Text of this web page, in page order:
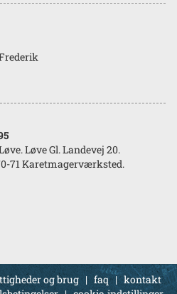
Løve Gl. Landevej 20.
71 Karetmagerværksted.
og brug | faq | kontakt